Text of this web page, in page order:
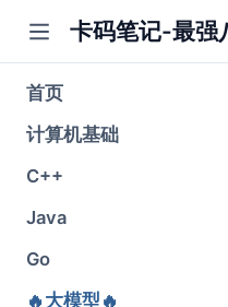
卡码笔记-最强
首页
计算机基础
C++
Java
Go
🔥大模型🔥
Claude
流详解：
现写一套
一个任务